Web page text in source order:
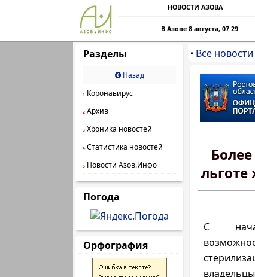
НОВОСТИ АЗОВА
В Азове 8 августа, 07:29
Разделы
Назад
1 Коронавирус
2 Архив
3 Хроника новостей
4 Статистика новостей
5 Новости Азов.Инфо
Погода
Орфография
• Все
льготе
С